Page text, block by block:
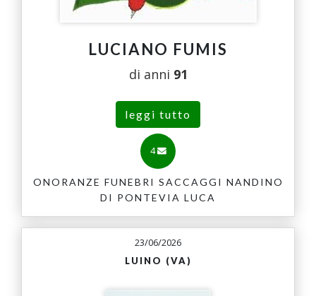
LUCIANO FUMIS
di anni 91
leggi tutto
4
ONORANZE FUNEBRI SACCAGGI NANDINO
DI PONTEVIA LUCA
23/06/2026
LUINO (VA)